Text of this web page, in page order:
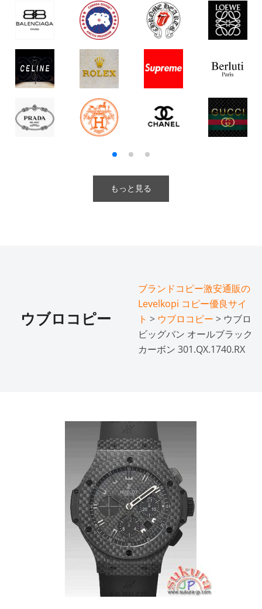
もっと見る
ウブロコピー
ブランドコピー激安通販の
Levelkopi コピー優良サイ
ト > ウブロコピー > ウブロ
ビッグバン オールブラック
カーボン 301.QX.1740.RX